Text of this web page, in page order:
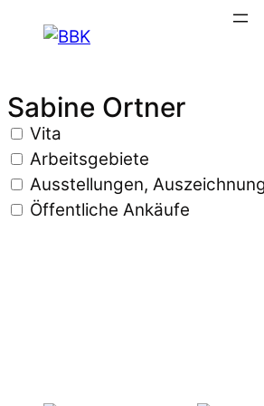
Sabine Ortner
Vita
Arbeitsgebiete
Ausstellungen,
Öffentliche Ankäufe